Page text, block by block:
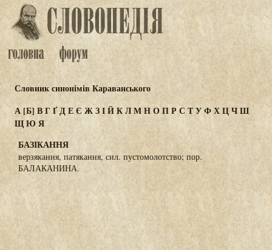
Словник синонімів Караванського
А[Б] ВГҐДЕЄ ЖЗІЙКЛМНОПР С ТУФХЦЧШ
ЩЮ Я
БАЗІКАННЯ
верзякання, патякання, сил. пустомолотство; пор.
БАЛАКАНИНА.